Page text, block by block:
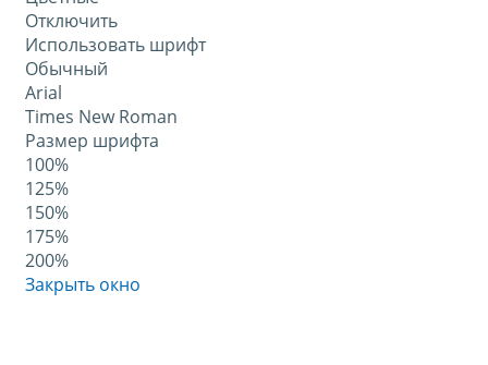
Отключить
Использовать шрифт
Обычный
Arial
Times New Roman
Размер шрифта
100%
125%
150%
175%
200%
Закрыть окно